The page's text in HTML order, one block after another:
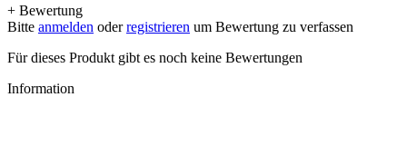
+ Bewertung
Bitte anmelden oderregistrieren um Bewertung zu verfassen
Für dieses Produkt gibt es noch keine Bewertungen
Information